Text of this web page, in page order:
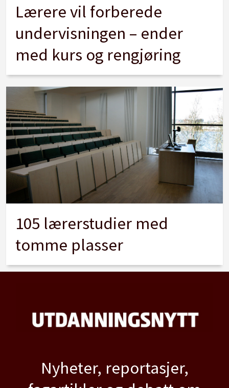
Lærere vil forberede
undervisningen – ender
med kurs og rengjøring
105 lærerstudier med
tomme plasser
Nyheter, reportasjer,